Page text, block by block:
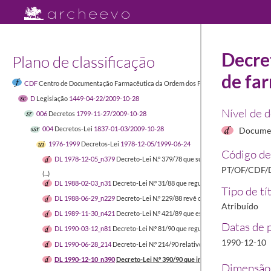
Plano de classificação
CDFCentro de Documentação Farmacêutica da Ordem dos Farmacêuticos
1449-
D Legislação 1449-04-22/2009-10-28
006 Decretos 1799-11-27/2009-10-28
004 Decretos-Lei 1837-01-03/2009-10-28
1976-1999 Decretos-Lei 1978-12-05/1999-06-24
DL 1978-12-05_n379 Decreto-Lei N.º 379/78 que suspende a liquidação
(...)
DL 1988-02-03_n31 Decreto-Lei N.º 31/88 que regula o direito de
DL 1988-06-29_n229 Decreto-Lei N.º 229/88 revê o regime a que está
DL 1989-11-30_n421 Decreto-Lei N.º 421/89 que estabelece o regime
DL 1990-03-12_n81 Decreto-Lei N.º 81/90 que regula a produção,
DL 1990-06-28_214 Decreto-Lei N.º 214/90 relativo às farmácias e aos
DL 1990-12-10_n390Decreto-Lei N.º 390/90 que integra a categoria de
de
Nível de
Código
PT/OF/
Tipo de
Atribuído
Datas de
1990-12-10